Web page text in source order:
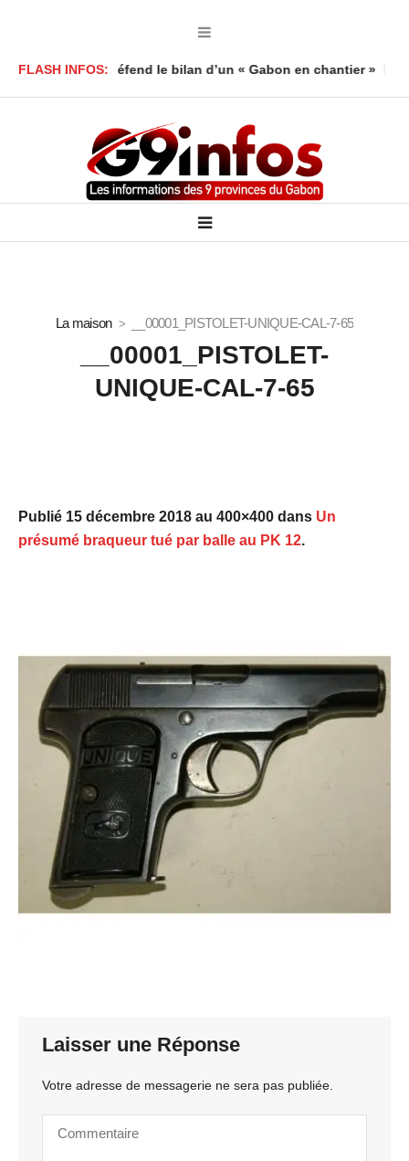
FLASH INFOS:défend le bilan d’un « Gabon en chantier » Mort
La maison __00001_PISTOLET-UNIQUE-CAL-7-65
__00001_PISTOLET-
UNIQUE-CAL-7-65
Publié 15 décembre 2018 au 400×400 dans Un
présumé braqueur tué par balle au PK 12.
Laisser une Réponse
Votre adresse de messagerie ne sera pas publiée.